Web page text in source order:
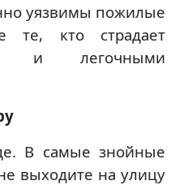
уязвимы пожилые
кто страдает
и легочными
В самые знойные
выходите на улицу